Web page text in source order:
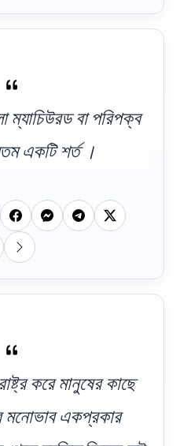
ম্যাচিউরড বা পরিপক্ব
একটি শর্ত ।
করে মানুষের কাছে
মনোভাব একপ্রকার